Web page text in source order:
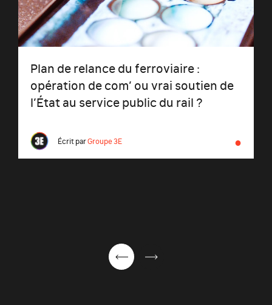
Plan de relance du ferroviaire :
opération de com’ ou vrai soutien de
l’État au service public du rail ?
Écrit parGroupe 3E ●